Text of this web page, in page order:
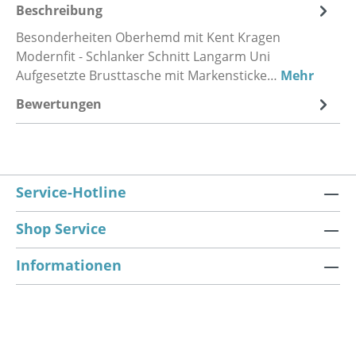
Beschreibung
Besonderheiten Oberhemd mit Kent Kragen
Modernfit - Schlanker Schnitt Langarm Uni
Aufgesetzte Brusttasche mit Markensticke… Mehr
Bewertungen
Service-Hotline
Shop Service
Informationen